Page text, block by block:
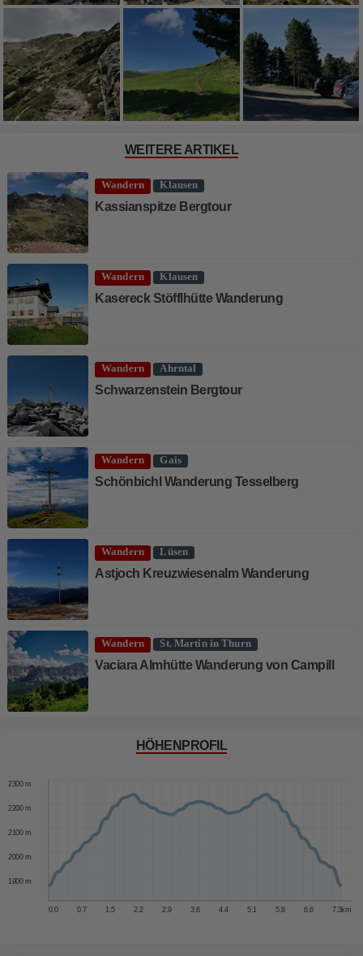
WEITERE ARTIKEL
Wandern Klausen
Kassianspitze Bergtour
Wandern Klausen
Kasereck Stöfflhütte Wanderung
Wandern Ahrntal
Schwarzenstein Bergtour
Wandern Gais
Schönbichl Wanderung Tesselberg
Wandern Lüsen
Astjoch Kreuzwiesenalm Wanderung
Wandern St. Martin in Thurn
Vaciara Almhütte Wanderung von Campill
HÖHENPROFIL
0.0 0.7 1.5 2.2 2.9 3.6 4.4 5.1 5.8 6.6 7.3km
1900 m
2000 m
2100 m
2200 m
2300 m